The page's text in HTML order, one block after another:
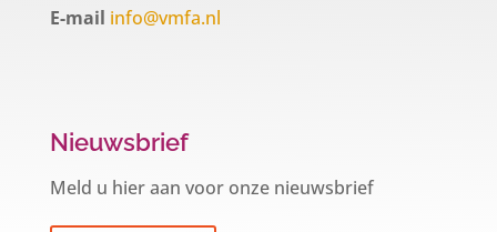
E-mail info@vmfa.nl
Nieuwsbrief
Meld u hier aan voor onze nieuwsbrief